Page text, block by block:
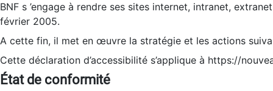
BNF s ’engage à rendre ses sites internet, intranet,
février 2005.
A cette fin, il met en œuvre la stratégie et les actions
Cette déclaration d’accessibilité s’applique à https://
État de conformité